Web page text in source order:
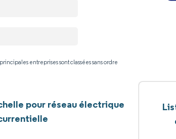
entreprises sont classées sans ordre
pour réseau électrique